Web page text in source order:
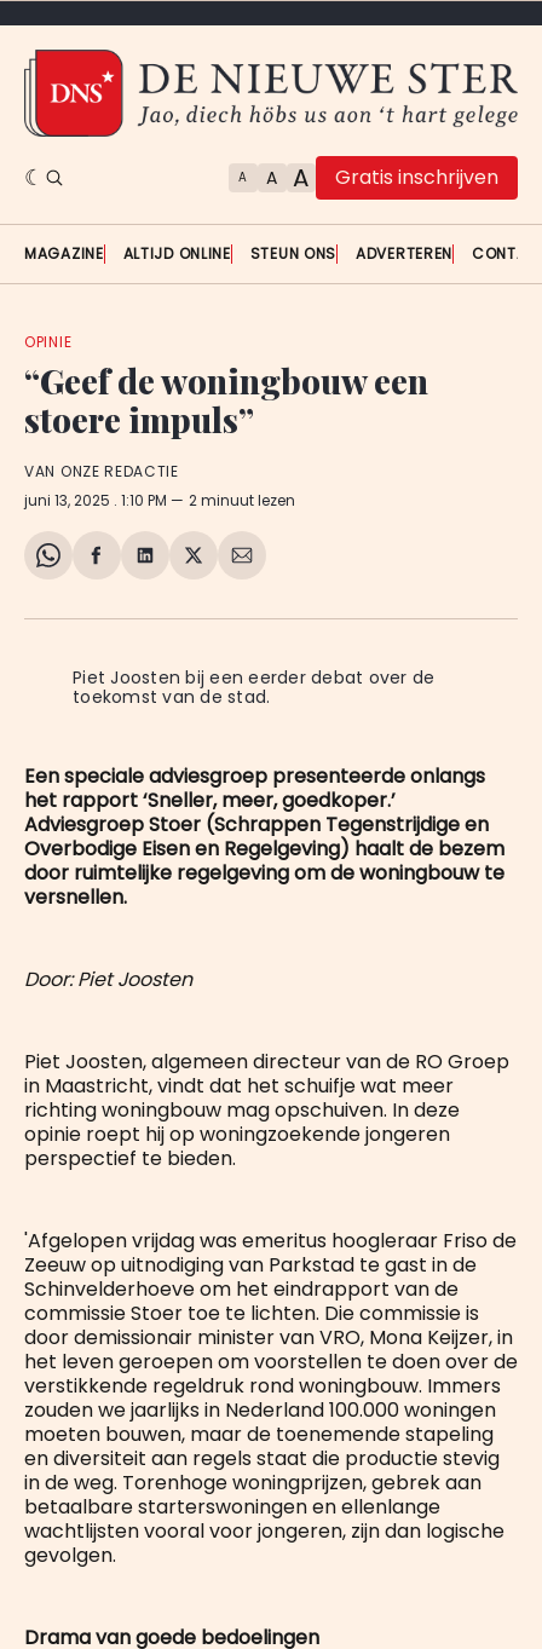
A A A Gratis inschrijven
MAGAZINE ALTIJD ONLINE STEUN ONS ADVERTEREN
OPINIE
“Geef de woningbouw een
stoere impuls”
VAN ONZE REDACTIE
juni 13, 2025 . 1:10 PM 2 minuut lezen
Share
WhatsApp
Delen
Facebook
Delen
LinkedIn
Share
X
Deel
E-
Piet Joosten bij een eerder debat over de
toekomst van de stad.
Een speciale adviesgroep presenteerde onlangs
het rapport ‘Sneller, meer, goedkoper.’
Adviesgroep Stoer (Schrappen Tegenstrijdige en
Overbodige Eisen en Regelgeving) haalt de bezem
door ruimtelijke regelgeving om de woningbouw te
versnellen.
Door: Piet Joosten
Piet Joosten, algemeen directeur van de RO Groep
in Maastricht, vindt dat het schuifje wat meer
richting woningbouw mag opschuiven. In deze
opinie roept hij op woningzoekende jongeren
perspectief te bieden.
'Afgelopen vrijdag was emeritus hoogleraar Friso de
Zeeuw op uitnodiging van Parkstad te gast in de
Schinvelderhoeve om het eindrapport van de
commissie Stoer toe te lichten. Die commissie is
door demissionair minister van VRO, Mona Keijzer, in
het leven geroepen om voorstellen te doen over de
verstikkende regeldruk rond woningbouw. Immers
zouden we jaarlijks in Nederland 100.000 woningen
moeten bouwen, maar de toenemende stapeling
en diversiteit aan regels staat die productie stevig
in de weg. Torenhoge woningprijzen, gebrek aan
betaalbare starterswoningen en ellenlange
wachtlijsten vooral voor jongeren, zijn dan logische
gevolgen.
Drama van goede bedoelingen